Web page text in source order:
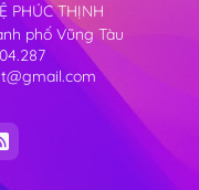
PHÚC THỊNH
phố Vũng Tàu